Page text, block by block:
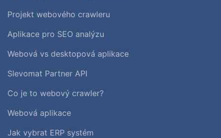
Projekt webového crawleru
Aplikace pro SEO analýzu
Webová vs desktopová aplikace
Slevomat Partner API
Co je to webový crawler?
Webová aplikace
Jak vybrat ERP systém